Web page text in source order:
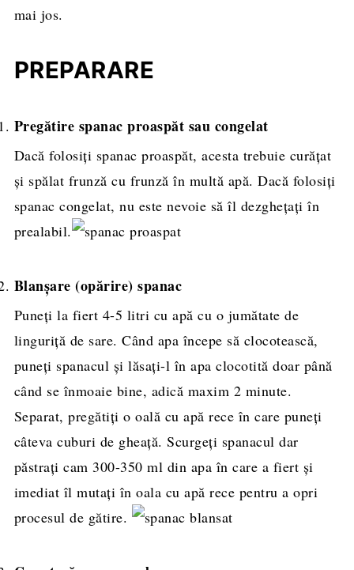
mai jos.
PREPARARE
Pregătire spanac proaspăt sau congelat
Dacă folosiți spanac proaspăt, acesta trebuie curățat
și spălat frunză cu frunză în multă apă. Dacă folosiți
spanac congelat, nu este nevoie să îl dezghețați în
prealabil.
Blanșare (opărire) spanac
Puneți la fiert 4-5 litri cu apă cu o jumătate de
linguriță de sare. Când apa începe să clocotească,
puneți spanacul și lăsați-l în apa clocotită doar până
când se înmoaie bine, adică maxim 2 minute.
Separat, pregătiți o oală cu apă rece în care puneți
câteva cuburi de gheață. Scurgeți spanacul dar
păstrați cam 300-350 ml din apa în care a fiert și
imediat îl mutați în oala cu apă rece pentru a opri
procesul de gătire.